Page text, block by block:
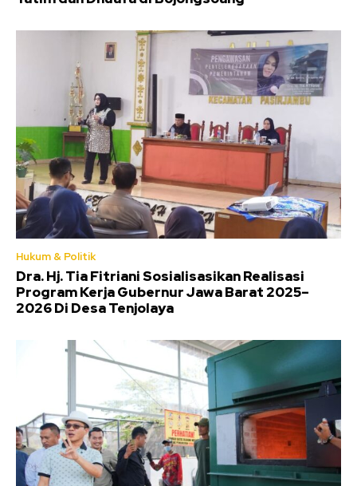
Hukum & Politik
Dra. Hj. Tia Fitriani Sosialisasikan Realisasi
Program Kerja Gubernur Jawa Barat 2025–
2026 Di Desa Tenjolaya